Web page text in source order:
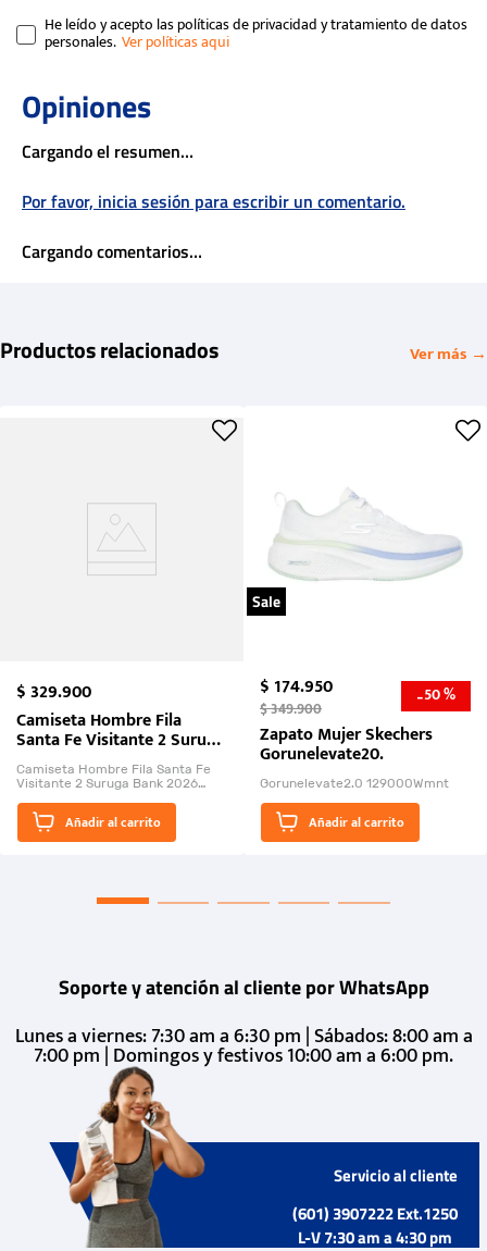
He leído y acepto las políticas de privacidad y tratamiento de datos
personales.
Cargando el resumen…
Por favor, inicia sesión para escribir un comentario.
Cargando comentarios…
Productos relacionados Ver más →
$329.900
Camiseta Hombre Fila
Santa Fe Visitante 2 Suruga
Bank 2026
Camiseta Hombre Fila Santa Fe
Visitante 2 Suruga Bank 2026
El Rugido del Sol Naciente:
“Primeros para la Et...
Añadir al carrito
Sale
$174.950
$349.900 -50 %
Zapato Mujer Skechers
Gorunelevate20.
Gorunelevate2.0 129000Wmnt
Añadir al carrito
Soporte y atención al cliente por WhatsApp
Lunes a viernes: 7:30 am a 6:30 pm | Sábados: 8:00 am a
7:00 pm | Domingos y festivos 10:00 am a 6:00 pm.
Servicio al cliente
(601) 3907222 Ext.1250
L-V 7:30 am a 4:30 pm